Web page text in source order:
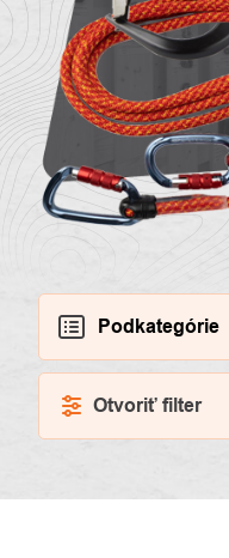
Podkategórie
Otvoriť filter